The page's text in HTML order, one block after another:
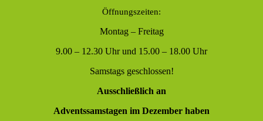
Öffnungszeiten:
Montag – Freitag
9.00 – 12.30 Uhr und 15.00 – 18.00 Uhr
Samstags geschlossen!
Ausschließlich an
Adventssamstagen im Dezember haben